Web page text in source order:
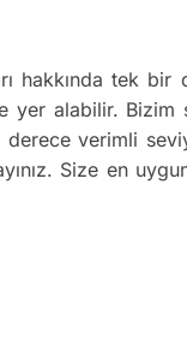
hakkında tek
alabilir. Bizim
derece verimli
Size en